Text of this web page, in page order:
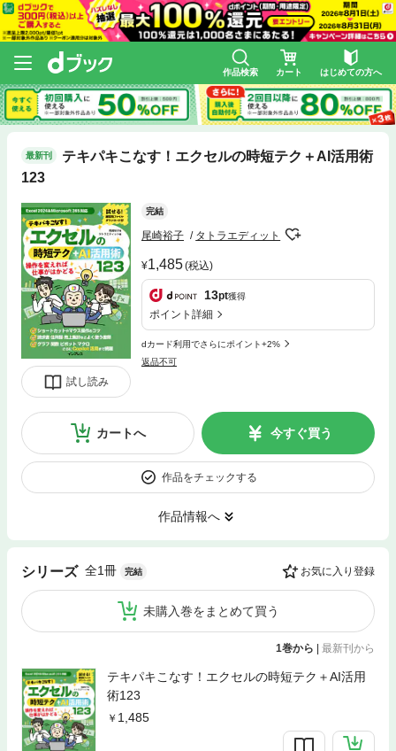
作品検索 カート はじめての方へ
最新刊
テキパキこなす！エクセルの時短テク＋AI活用術
123
試し読み
完結
尾崎裕子 タトラエディット
1,485(税込)
13pt獲得
ポイント詳細
dカード利用でさらにポイント+2%
返品不可
カートへ 今すぐ買う
作品をチェックする
作品情報へ
シリーズ 全1冊 完結 お気に入り登録
未購入巻をまとめて買う
1巻から | 最新刊から
テキパキこなす！エクセルの時短テク＋AI活用
術123
1,485